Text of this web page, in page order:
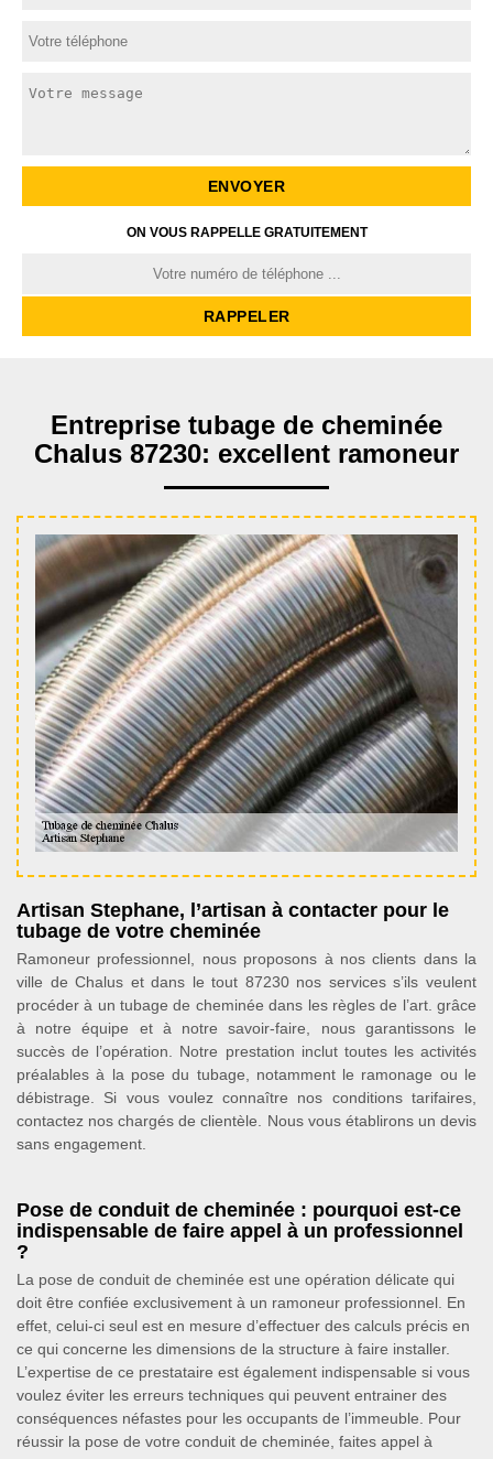
ON VOUS RAPPELLE GRATUITEMENT
Entreprise tubage de cheminée
Chalus 87230: excellent ramoneur
Artisan Stephane, l’artisan à contacter pour le
tubage de votre cheminée
Ramoneur professionnel, nous proposons à nos clients dans la
ville de Chalus et dans le tout 87230 nos services s’ils veulent
procéder à un tubage de cheminée dans les règles de l’art. grâce
à notre équipe et à notre savoir-faire, nous garantissons le
succès de l’opération. Notre prestation inclut toutes les activités
préalables à la pose du tubage, notamment le ramonage ou le
débistrage. Si vous voulez connaître nos conditions tarifaires,
contactez nos chargés de clientèle. Nous vous établirons un devis
sans engagement.
Pose de conduit de cheminée : pourquoi est-ce
indispensable de faire appel à un professionnel
?
La pose de conduit de cheminée est une opération délicate qui
doit être confiée exclusivement à un ramoneur professionnel. En
effet, celui-ci seul est en mesure d’effectuer des calculs précis en
ce qui concerne les dimensions de la structure à faire installer.
L’expertise de ce prestataire est également indispensable si vous
voulez éviter les erreurs techniques qui peuvent entrainer des
conséquences néfastes pour les occupants de l’immeuble. Pour
réussir la pose de votre conduit de cheminée, faites appel à